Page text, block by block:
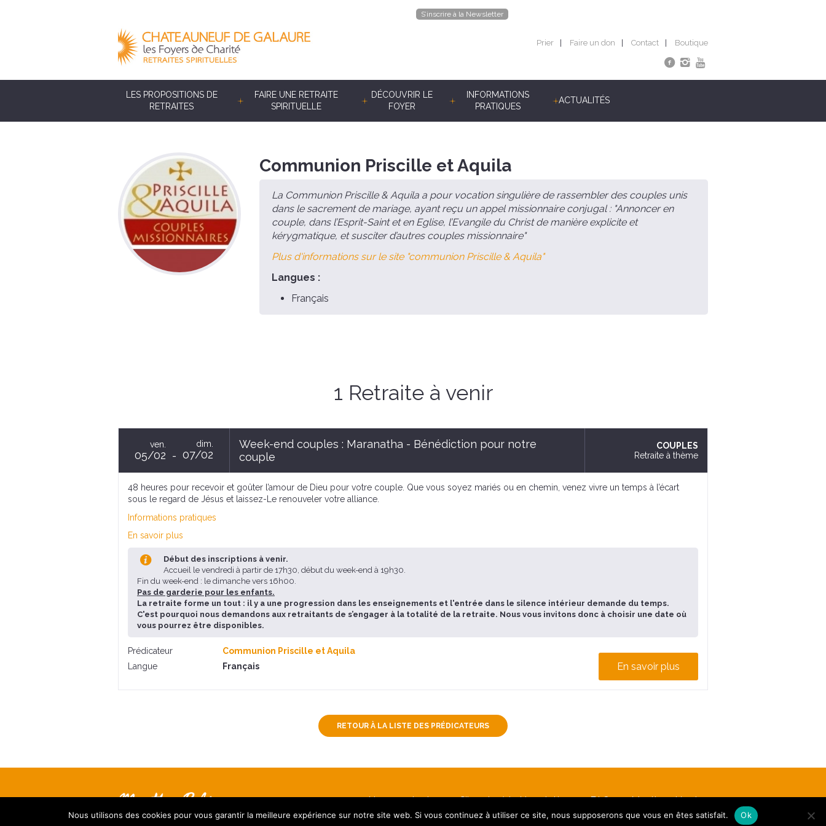
S’inscrire à la Newsletter
Prier Faire un don Contact Boutique
LES PROPOSITIONS DE
RETRAITES
FAIRE UNE RETRAITE
SPIRITUELLE
DÉCOUVRIR LE
FOYER
INFORMATIONS
PRATIQUES
ACTUALITÉS
Communion Priscille et Aquila
La Communion Priscille & Aquila a pour vocation singulière de rassembler des couples unis
dans le sacrement de mariage, ayant reçu un appel missionnaire conjugal : "Annoncer en
couple, dans l’Esprit-Saint et en Eglise, l’Evangile du Christ de manière explicite et
kérygmatique, et susciter d’autres couples missionnaire"
Plus d'informations sur le site "communion Priscille & Aquila"
Langues :
Français
1 Retraite à venir
ven.
05/02
dim.
07/02
Week-end couples : Maranatha - Bénédiction pour notre
couple
COUPLES
Retraite à thème
48 heures pour recevoir et goûter l’amour de Dieu pour votre couple. Que vous soyez mariés ou en chemin, venez vivre un temps à l’écart
sous le regard de Jésus et laissez-Le renouveler votre alliance.
Informations pratiques
En savoir plus
Début des inscriptions à venir.
Accueil le vendredi à partir de 17h30, début du week-end à 19h30.
Fin du week-end : le dimanche vers 16h00.
Pas de garderie pour les enfants.
La retraite forme un tout : il y a une progression dans les enseignements et l'entrée dans le silence intérieur demande du temps.
C'est pourquoi nous demandons aux retraitants de s’engager à la totalité de la retraite. Nous vous invitons donc à choisir une date où
vous pourrez être disponibles.
Prédicateur
Communion Priscille et Aquila
Langue
Français En savoir plus
RETOUR À LA LISTE DES PRÉDICATEURS
Nous contacter S’inscrire à la Newsletter FAQ Mentions légales
Nous utilisons des cookies pour vous garantir la meilleure expérience sur notre site web. Si vous continuez à utiliser ce site, nous supposerons que vous en êtes satisfait. Ok